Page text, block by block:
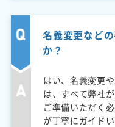
名義変更など
か？
はい、名義変更
は、すべて弊社
ご準備いただく
が丁寧にガイドい